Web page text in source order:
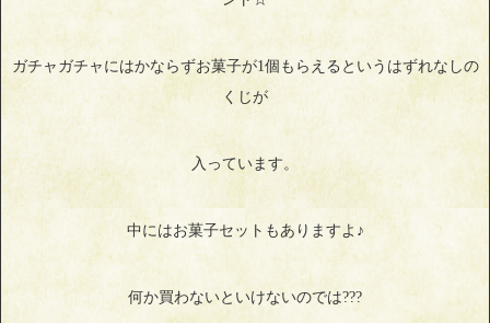
ガチャガチャにはかならずお菓子が1個もらえるというはずれなしの
くじが
入っています。
中にはお菓子セットもありますよ♪
何か買わないといけないのでは???